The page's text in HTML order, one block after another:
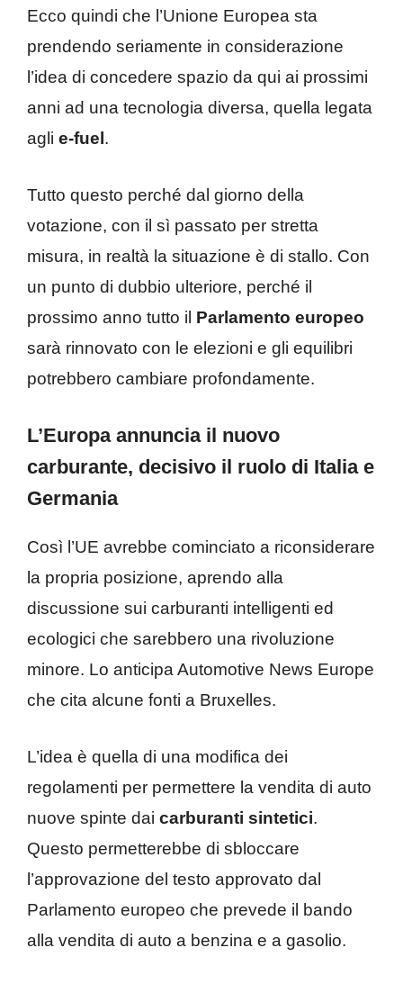
Ecco quindi che l’Unione Europea sta
prendendo seriamente in considerazione
l’idea di concedere spazio da qui ai prossimi
anni ad una tecnologia diversa, quella legata
agli e-fuel .
Tutto questo perché dal giorno della
votazione, con il sì passato per stretta
misura, in realtà la situazione è di stallo. Con
un punto di dubbio ulteriore, perché il
prossimo anno tutto il Parlamento europeo
sarà rinnovato con le elezioni e gli equilibri
potrebbero cambiare profondamente.
L’Europa annuncia il nuovo
carburante, decisivo il ruolo di Italia e
Germania
Così l’UE avrebbe cominciato a riconsiderare
la propria posizione, aprendo alla
discussione sui carburanti intelligenti ed
ecologici che sarebbero una rivoluzione
minore. Lo anticipa Automotive News Europe
che cita alcune fonti a Bruxelles.
L’idea è quella di una modifica dei
regolamenti per permettere la vendita di auto
nuove spinte dai carburanti sintetici.
Questo permetterebbe di sbloccare
l’approvazione del testo approvato dal
Parlamento europeo che prevede il bando
alla vendita di auto a benzina e a gasolio.